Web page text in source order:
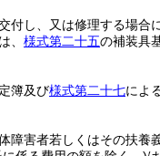
し、又は修理する場合
、 様式第二十五の補装具
簿及び様式第二十七によ
障害者若しくはその扶養